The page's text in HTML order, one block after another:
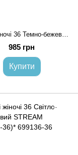
Туфлі жіночі 36 Темно-бежевий AMMY (699134-36)*
985 грн
Купити